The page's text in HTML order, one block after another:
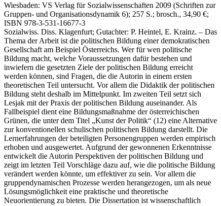
Wiesbaden: VS Verlag für Sozialwissenschaften 2009 (Schriften zur
Gruppen- und Organisationsdynamik 6); 257 S.; brosch., 34,90 €;
ISBN 978-3-531-16677-3
Sozialwiss. Diss. Klagenfurt; Gutachter: P. Heintel, E. Krainz. – Das
Thema der Arbeit ist die politischen Bildung einer demokratischen
Gesellschaft am Beispiel Österreichs. Wer für wen politische
Bildung macht, welche Voraussetzungen dafür bestehen und
inwiefern die gesetzten Ziele der politischen Bildung erreicht
werden können, sind Fragen, die die Autorin in einem ersten
theoretischen Teil untersucht. Vor allem die Didaktik der politischen
Bildung steht deshalb im Mittelpunkt. Im zweiten Teil setzt sich
Lesjak mit der Praxis der politischen Bildung auseinander. Als
Fallbeispiel dient eine Bildungsmaßnahme der österreichischen
Grünen, die unter dem Titel „Kunst der Politik“ (12) eine Alternative
zur konventionellen schulischen politischen Bildung darstellt. Die
Lernerfahrungen der beteiligten Personengruppen werden empirisch
erhoben und ausgewertet. Aufgrund der gewonnenen Erkenntnisse
entwickelt die Autorin Perspektiven der politischen Bildung und
zeigt im letzten Teil Vorschläge dazu auf, wie die politische Bildung
verändert werden könnte, um effektiver zu sein. Vor allem die
gruppendynamischen Prozesse werden herangezogen, um als neue
Lösungsmöglichkeit eine praktische und theoretische
Neuorientierung zu bieten. Die Dissertation ist wissenschaftlich